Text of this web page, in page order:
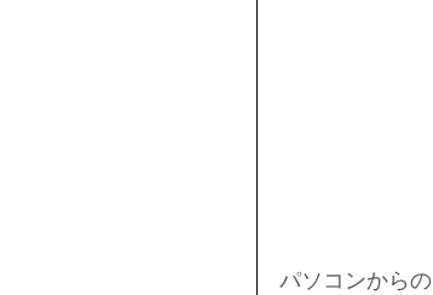
パソコンから